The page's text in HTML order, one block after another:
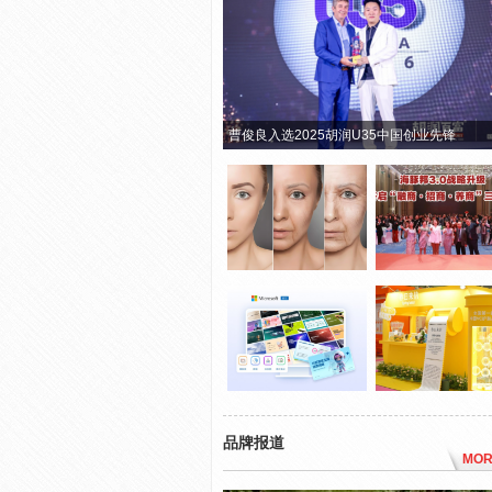
曹俊良入选2025胡润U35中国创业先锋
品牌报道